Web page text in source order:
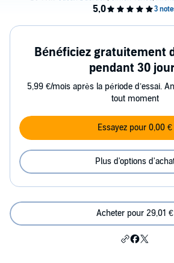
Bénéficiez gratuitement
pendant 30
5,99 €/mois après la période d’essai.
tout moment
Essayez pour 0,00 €
Plus d'options
Acheter pour 29,01 €